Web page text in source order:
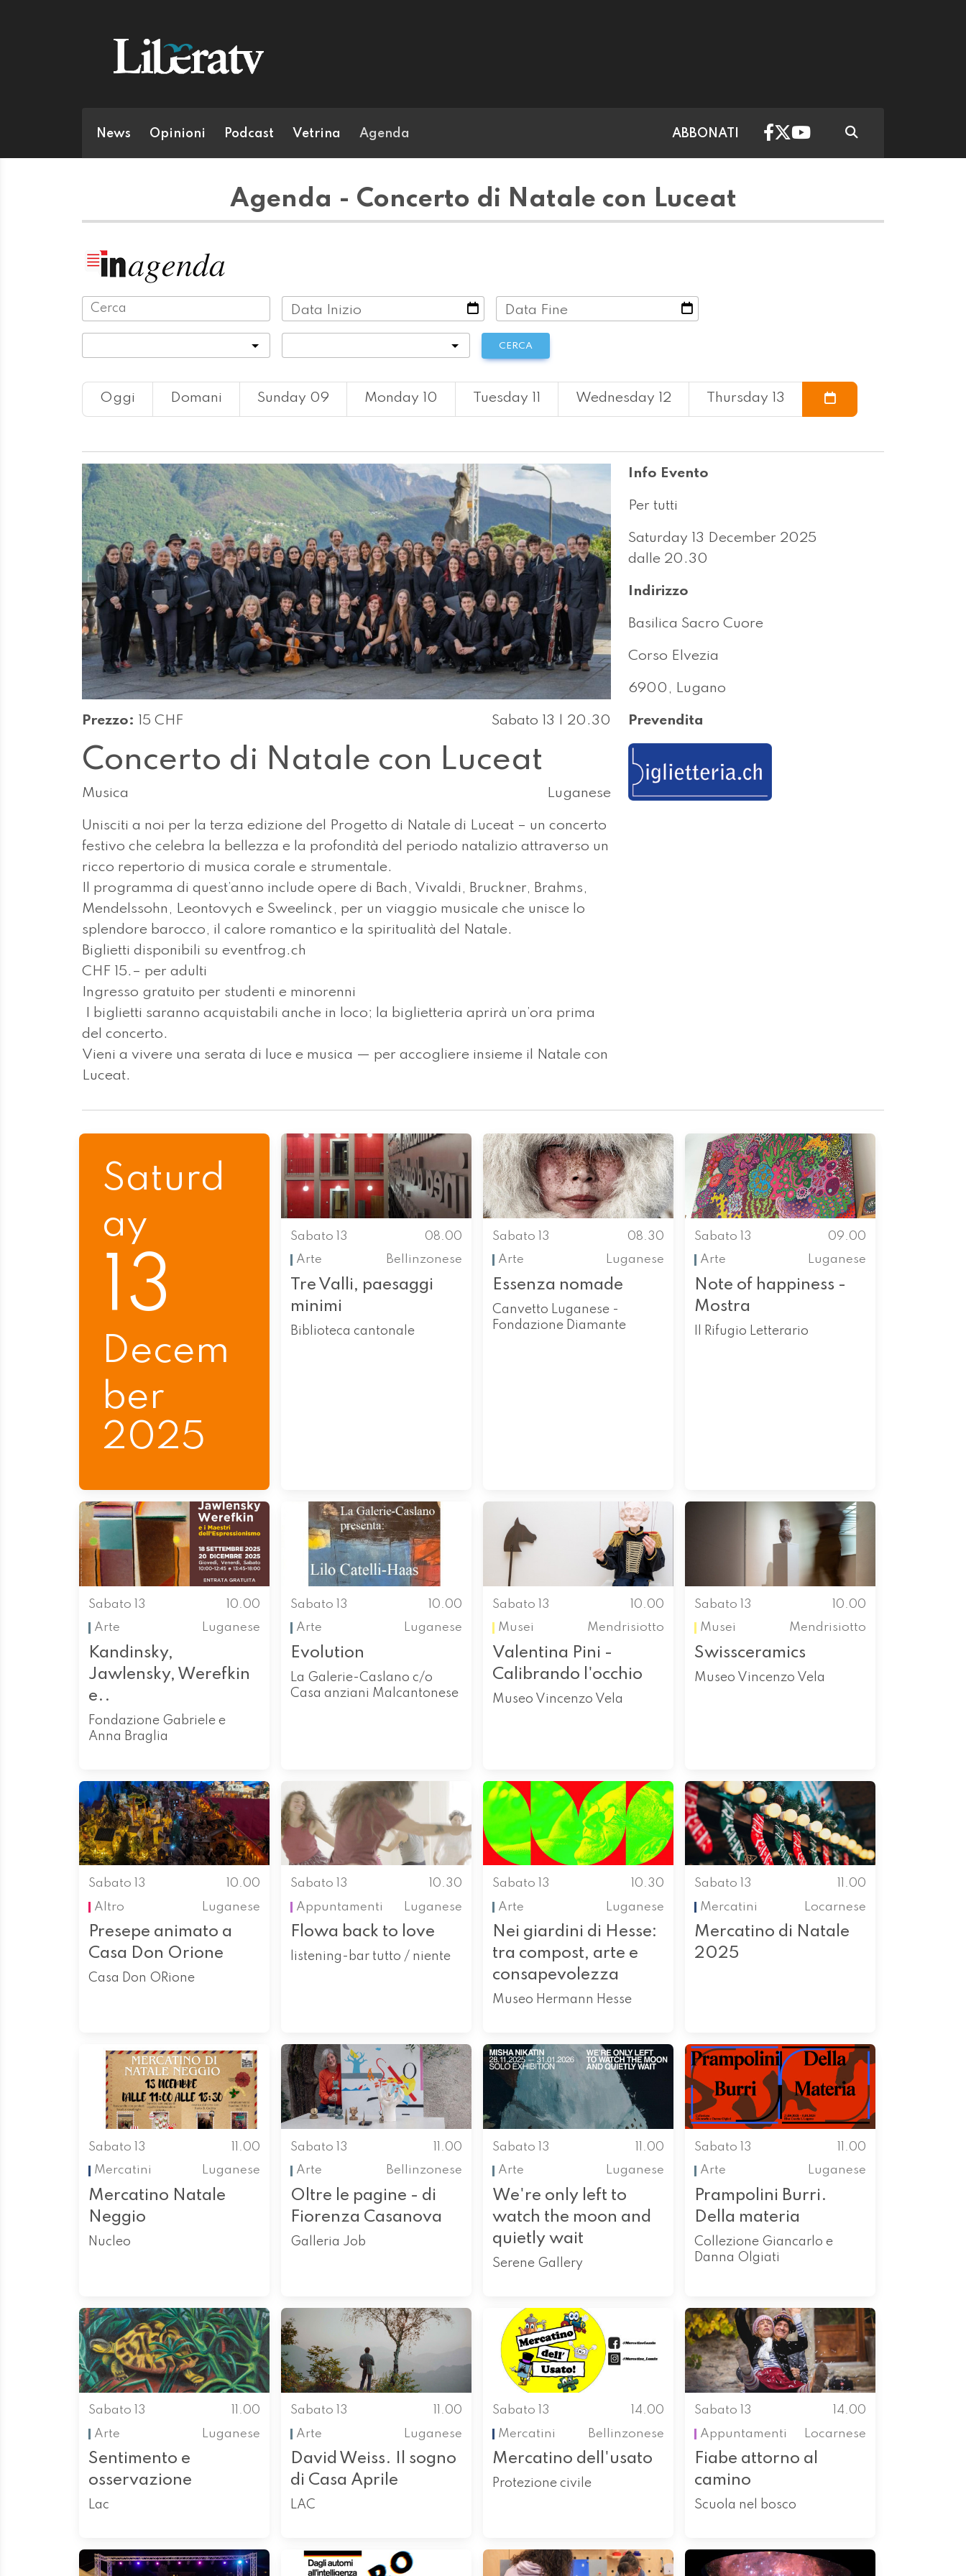
News Opinioni Podcast Vetrina Agenda ABBONATI
Agenda - Concerto di Natale con Luceat
Data Inizio Data Fine
CERCA
Oggi Domani Sunday 09 Monday 10 Tuesday 11 Wednesday 12 Thursday 13
Prezzo: 15 CHF Sabato 13 | 20.30
Concerto di Natale con Luceat
Musica Luganese
Unisciti a noi per la terza edizione del Progetto di Natale di Luceat – un concerto
festivo che celebra la bellezza e la profondità del periodo natalizio attraverso un
ricco repertorio di musica corale e strumentale.
Il programma di quest’anno include opere di Bach, Vivaldi, Bruckner, Brahms,
Mendelssohn, Leontovych e Sweelinck, per un viaggio musicale che unisce lo
splendore barocco, il calore romantico e la spiritualità del Natale.
Biglietti disponibili su eventfrog.ch
CHF 15.– per adulti
Ingresso gratuito per studenti e minorenni
I biglietti saranno acquistabili anche in loco; la biglietteria aprirà un’ora prima
del concerto.
Vieni a vivere una serata di luce e musica — per accogliere insieme il Natale con
Luceat.
Info Evento
Per tutti
Saturday 13 December 2025
dalle 20.30
Indirizzo
Basilica Sacro Cuore
Corso Elvezia
6900, Lugano
Prevendita
Saturd
ay
13
Decem
ber
2025
Sabato 13
08.00
Arte
Bellinzonese
Tre Valli, paesaggi
minimi
Biblioteca cantonale
Sabato 13
08.30
Arte
Luganese
Essenza nomade
Canvetto Luganese -
Fondazione Diamante
Sabato 13
09.00
Arte
Luganese
Note of happiness -
Mostra
Il Rifugio Letterario
Sabato 13
10.00
Arte
Luganese
Kandinsky,
Jawlensky, Werefkin
e..
Fondazione Gabriele e
Anna Braglia
Sabato 13
10.00
Arte
Luganese
Evolution
La Galerie-Caslano c/o
Casa anziani Malcantonese
Sabato 13
10.00
Musei
Mendrisiotto
Valentina Pini -
Calibrando l'occhio
Museo Vincenzo Vela
Sabato 13
10.00
Musei
Mendrisiotto
Swissceramics
Museo Vincenzo Vela
Sabato 13
10.00
Altro
Luganese
Presepe animato a
Casa Don Orione
Casa Don ORione
Sabato 13
10.30
Appuntamenti
Luganese
Flowa back to love
listening-bar tutto / niente
Sabato 13
10.30
Arte
Luganese
Nei giardini di Hesse:
tra compost, arte e
consapevolezza
Museo Hermann Hesse
Sabato 13
11.00
Mercatini
Locarnese
Mercatino di Natale
2025
Sabato 13
11.00
Mercatini
Luganese
Mercatino Natale
Neggio
Nucleo
Sabato 13
11.00
Arte
Bellinzonese
Oltre le pagine - di
Fiorenza Casanova
Galleria Job
Sabato 13
11.00
Arte
Luganese
We're only left to
watch the moon and
quietly wait
Serene Gallery
Sabato 13
11.00
Arte
Luganese
Prampolini Burri.
Della materia
Collezione Giancarlo e
Danna Olgiati
Sabato 13
11.00
Arte
Luganese
Sentimento e
osservazione
Lac
Sabato 13
11.00
Arte
Luganese
David Weiss. Il sogno
di Casa Aprile
LAC
Sabato 13
14.00
Mercatini
Bellinzonese
Mercatino dell'usato
Protezione civile
Sabato 13
14.00
Appuntamenti
Locarnese
Fiabe attorno al
camino
Scuola nel bosco